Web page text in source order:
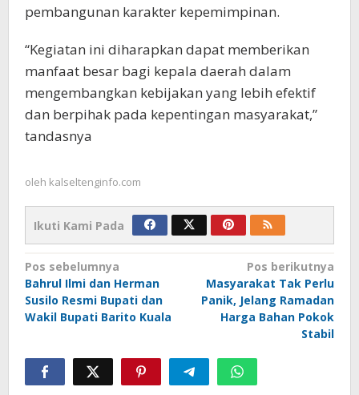
pembangunan karakter kepemimpinan.
“Kegiatan ini diharapkan dapat memberikan
manfaat besar bagi kepala daerah dalam
mengembangkan kebijakan yang lebih efektif
dan berpihak pada kepentingan masyarakat,”
tandasnya
oleh kalseltenginfo.com
Ikuti Kami Pada
Navigasi
pos
Pos sebelumnya
Bahrul Ilmi dan Herman
Susilo Resmi Bupati dan
Wakil Bupati Barito Kuala
Pos berikutnya
Masyarakat Tak Perlu
Panik, Jelang Ramadan
Harga Bahan Pokok
Stabil